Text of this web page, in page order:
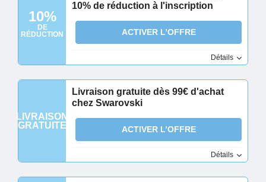
10%
DE
RÉDUCTION
10% de réduction à l'inscription
ACTIVER L’OFFRE
Détails
LIVRAISON
GRATUITE
Livraison gratuite dès 99€ d'achat
chez Swarovski
ACTIVER L’OFFRE
Détails